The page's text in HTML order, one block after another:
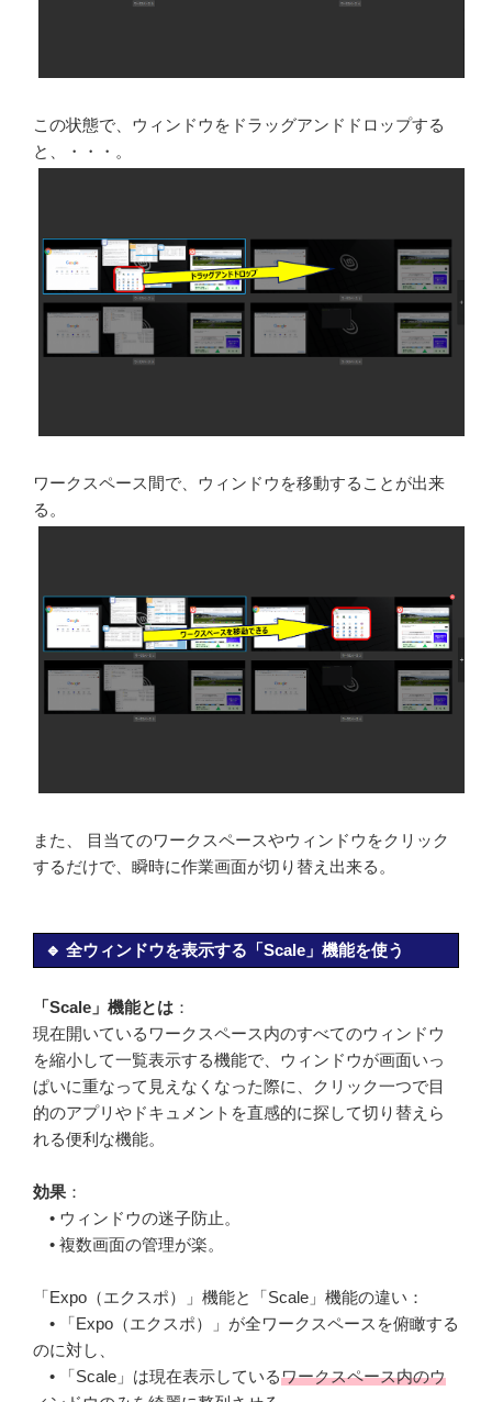
この状態で、ウィンドウをドラッグアンドドロップする
と、・・・。
ワークスペース間で、ウィンドウを移動することが出来
る。
また、 目当てのワークスペースやウィンドウをクリック
するだけで、瞬時に作業画面が切り替え出来る。
🔹 全ウィンドウを表示する「Scale」機能を使う
「Scale」機能とは ：
現在開いているワークスペース内のすべてのウィンドウ
を縮小して一覧表示する機能で、ウィンドウが画面いっ
ぱいに重なって見えなくなった際に、クリック一つで目
的のアプリやドキュメントを直感的に探して切り替えら
れる便利な機能。
効果 ：
• ウィンドウの迷子防止。
• 複数画面の管理が楽。
「Expo（エクスポ）」機能と「Scale」機能の違い：
• 「Expo（エクスポ）」が全ワークスペースを俯瞰する
のに対し、
• 「Scale」は現在表示しているワークスペース内のウ